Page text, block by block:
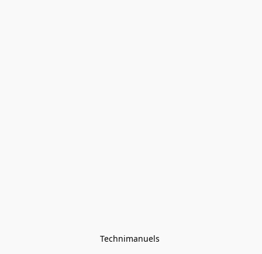
Technimanuels